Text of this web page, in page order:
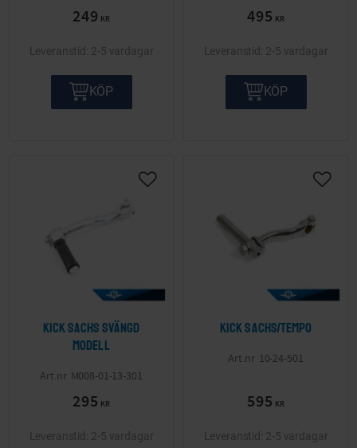
249 KR
2-5 vardagar
KÖP
495 KR
2-5 vardagar
KÖP
Kick Sachs svängd
modell
M008-01-13-301
295 KR
Lägg till i önskelista
2-5 vardagar
Kick Sachs/Tempo
10-24-501
595 KR
Lägg
2-5 vardagar